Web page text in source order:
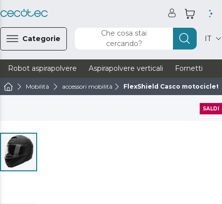
Categorie
Che cosa stai
cercando?
IT
Robot aspirapolvere Aspirapolvere verticali Fornetti
Mobilità accessori mobilità FlexShield Casco
SALDI